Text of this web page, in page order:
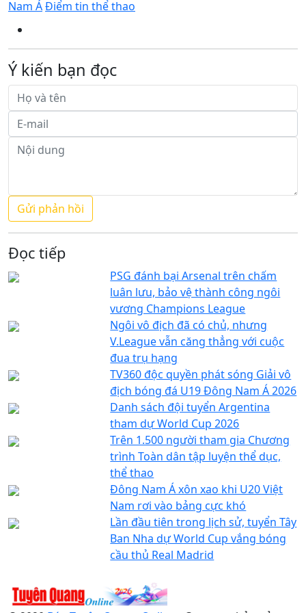
Nam ÁĐiểm tin thể thao
Ý kiến bạn đọc
Đọc tiếp
PSG đánh bại Arsenal trên chấm
luân lưu, bảo vệ thành công ngôi
vương Champions League
Ngôi vô địch đã có chủ, nhưng
V.League vẫn căng thẳng với cuộc
đua trụ hạng
TV360 độc quyền phát sóng Giải vô
địch bóng đá U19 Đông Nam Á 2026
Danh sách đội tuyển Argentina
tham dự World Cup 2026
Trên 1.500 người tham gia Chương
trình Toàn dân tập luyện thể dục,
thể thao
Đông Nam Á xôn xao khi U20 Việt
Nam rơi vào bảng cực khó
Lần đầu tiên trong lịch sử, tuyển Tây
Ban Nha dự World Cup vắng bóng
cầu thủ Real Madrid